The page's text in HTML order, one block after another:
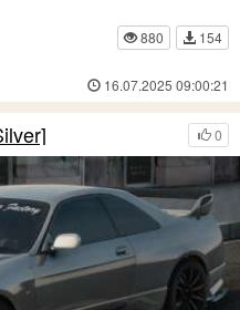
880
154
16.07.2025 09:00:21
0